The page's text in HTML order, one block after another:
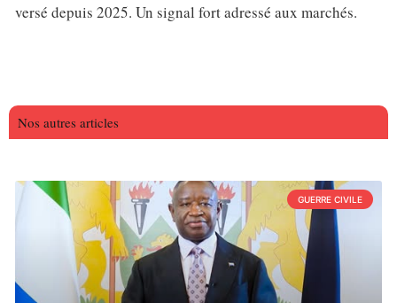
versé depuis 2025. Un signal fort adressé aux marchés.
Nos autres articles
GUERRE CIVILE